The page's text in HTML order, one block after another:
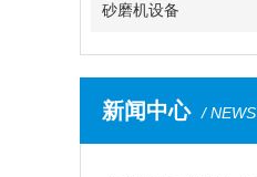
砂磨机设备
新闻中心 / NEWS